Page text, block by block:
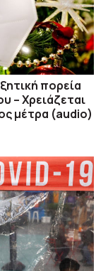
πορεία
– Χρειάζεται
μέτρα (audio)